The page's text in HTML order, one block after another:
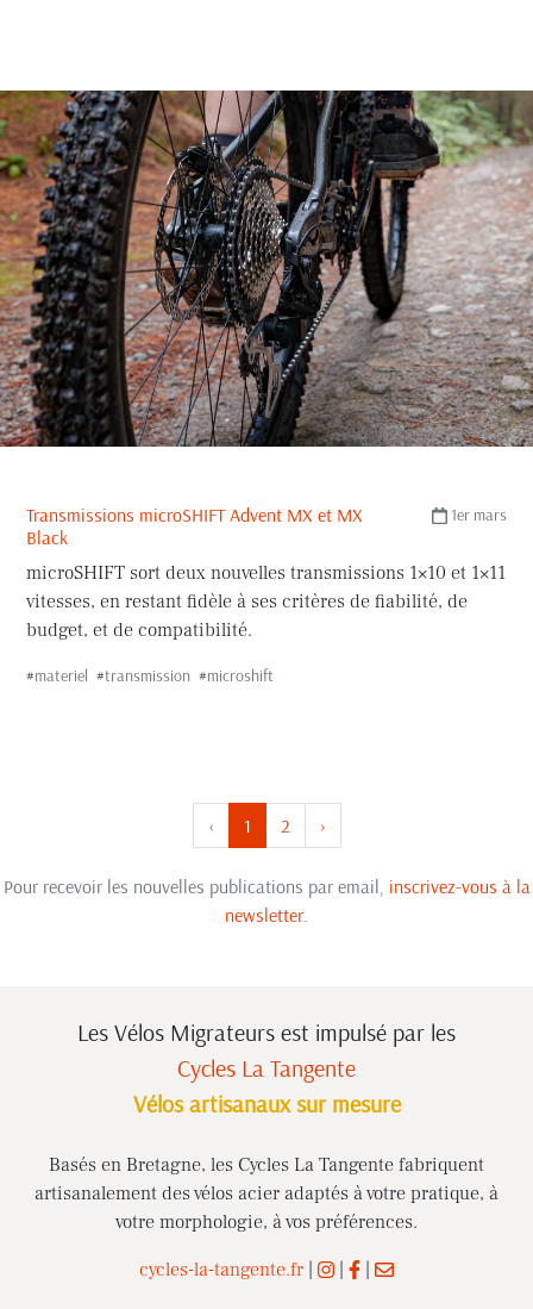
1er mars
Transmissions microSHIFT Advent MX et MX
Black
microSHIFT sort deux nouvelles transmissions 1×10 et 1×11
vitesses, en restant fidèle à ses critères de fiabilité, de
budget, et de compatibilité.
#materiel #transmission #microshift
‹ 1 2 ›
Pour recevoir les nouvelles publications par email, inscrivez-vous à la
newsletter.
Les Vélos Migrateurs est impulsé par les
Cycles La Tangente
Vélos artisanaux sur mesure
Basés en Bretagne, les Cycles La Tangente fabriquent
artisanalement des vélos acier adaptés à votre pratique, à
votre morphologie, à vos préférences.
cycles-la-tangente.fr | | |